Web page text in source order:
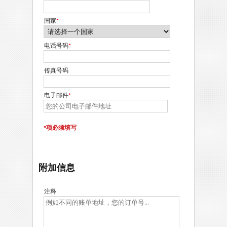
国家*
电话号码*
传真号码
电子邮件*
*项必须填写
附加信息
注释